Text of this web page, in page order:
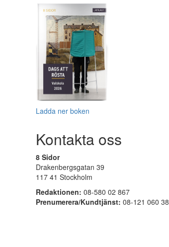
Ladda ner boken
Kontakta oss
8 Sidor
Drakenbergsgatan 39
117 41 Stockholm
Redaktionen: 08-580 02 867
Prenumerera/Kundtjänst: 08-121 060 38